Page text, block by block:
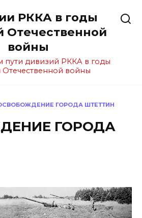
РККА в годы
Отечественной
войны
пути дивизий РККА в годы
войны
ГОРОДА ШТЕТТИН
ГОРОДА